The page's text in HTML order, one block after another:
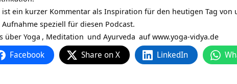
ist ein kurzer Kommentar als Inspiration für den heutigen Tag von
Aufnahme speziell für diesen Podcast.
überYoga , Meditation und Ayurveda aufwww.yoga-vidya.de
Facebook Share on X LinkedIn